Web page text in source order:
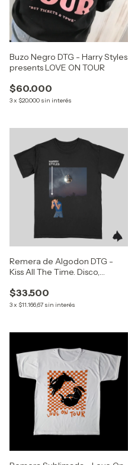
Buzo Negro DTG - Harry Styles
presents LOVE ON TOUR
$60.000
3x $20.000 sin interés
Remera de Algodon DTG -
Kiss All The Time. Disco,
$33.500
3x $11.166,67 sin interés